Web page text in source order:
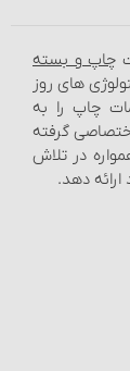
چاپ و بسته‌
های روز
چاپ را به
گرفته
در تلاش
دهد.